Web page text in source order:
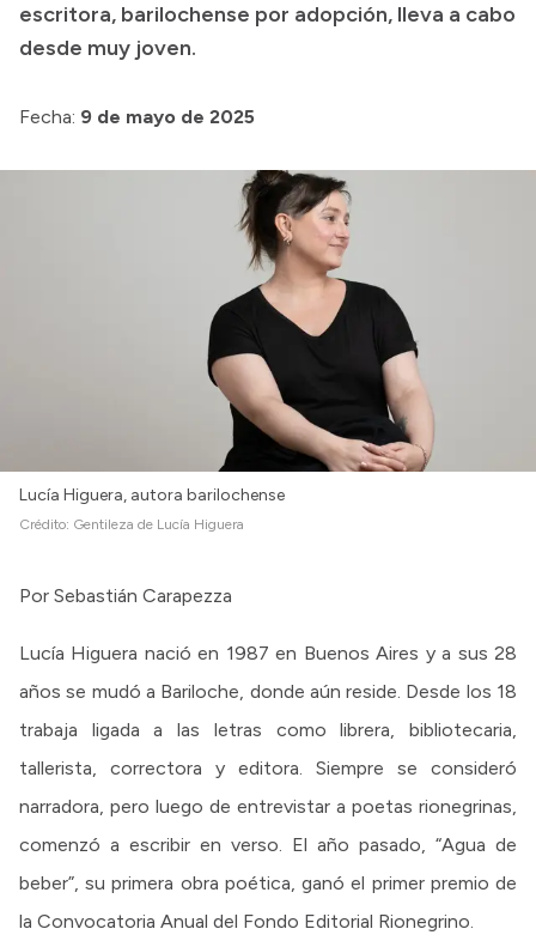
escritora, barilochense por adopción, lleva a cabo
desde muy joven.
Fecha: 9 de mayo de 2025
Lucía Higuera, autora barilochense
Crédito: Gentileza de Lucía Higuera
Por Sebastián Carapezza
Lucía Higuera nació en 1987 en Buenos Aires y a sus 28
años se mudó a Bariloche, donde aún reside. Desde los 18
trabaja ligada a las letras como librera, bibliotecaria,
tallerista, correctora y editora. Siempre se consideró
narradora, pero luego de entrevistar a poetas rionegrinas,
comenzó a escribir en verso. El año pasado, “Agua de
beber”, su primera obra poética, ganó el primer premio de
la Convocatoria Anual del Fondo Editorial Rionegrino.